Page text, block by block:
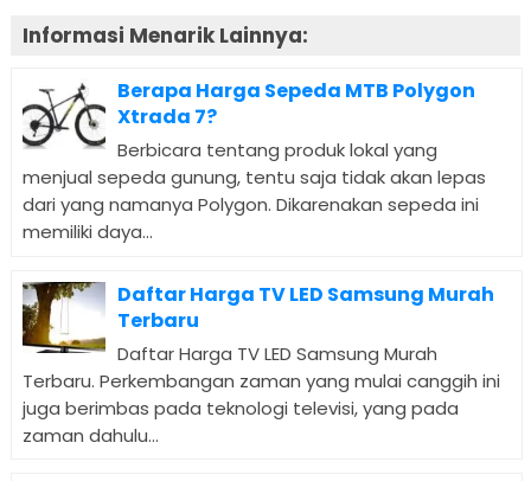
Informasi Menarik Lainnya:
Berapa Harga Sepeda MTB Polygon
Xtrada 7?
Berbicara tentang produk lokal yang
menjual sepeda gunung, tentu saja tidak akan lepas
dari yang namanya Polygon. Dikarenakan sepeda ini
memiliki daya...
Daftar Harga TV LED Samsung Murah
Terbaru
Daftar Harga TV LED Samsung Murah
Terbaru. Perkembangan zaman yang mulai canggih ini
juga berimbas pada teknologi televisi, yang pada
zaman dahulu...